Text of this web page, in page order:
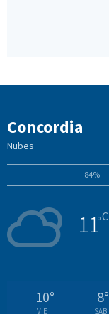
Concordia
Nubes
84%
11°C
10°
VIE
8°
SAB